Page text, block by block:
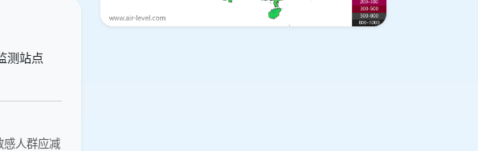
测站点
感人群应减